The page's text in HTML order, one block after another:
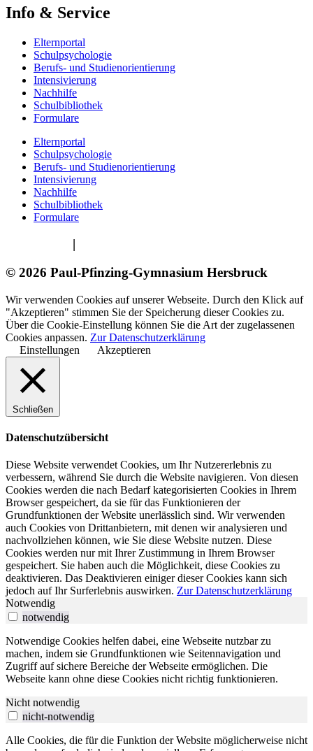
Info & Service
Elternportal
Schulpsychologie
Berufs- und Studienorientierung
Intensivierung
Nachhilfe
Schulbibliothek
Formulare
Elternportal
Schulpsychologie
Berufs- und Studienorientierung
Intensivierung
Nachhilfe
Schulbibliothek
Formulare
|
© 2026 Paul-Pfinzing-Gymnasium Hersbruck
Wir verwenden Cookies auf unserer Webseite. Durch den Klick auf
"Akzeptieren" stimmen Sie der Speicherung dieser Cookies zu.
Über die Cookie-Einstellung können Sie die Art der zugelassenen
Cookies anpassen. Zur Datenschutzerklärung
Einstellungen
Akzeptieren
Schließen
Datenschutzübersicht
Diese Website verwendet Cookies, um Ihr Nutzererlebnis zu
verbessern, während Sie durch die Website navigieren. Von diesen
Cookies werden die nach Bedarf kategorisierten Cookies in Ihrem
Browser gespeichert, da sie für das Funktionieren der
Grundfunktionen der Website unerlässlich sind. Wir verwenden
auch Cookies von Drittanbietern, mit denen wir analysieren und
nachvollziehen können, wie Sie diese Website nutzen. Diese
Cookies werden nur mit Ihrer Zustimmung in Ihrem Browser
gespeichert. Sie haben auch die Möglichkeit, diese Cookies zu
deaktivieren. Das Deaktivieren einiger dieser Cookies kann sich
jedoch auf Ihr Surferlebnis auswirken. Zur Datenschutzerklärung
Notwendig
notwendig
Notwendige Cookies helfen dabei, eine Webseite nutzbar zu
machen, indem sie Grundfunktionen wie Seitennavigation und
Zugriff auf sichere Bereiche der Webseite ermöglichen. Die
Webseite kann ohne diese Cookies nicht richtig funktionieren.
Nicht notwendig
nicht-notwendig
Alle Cookies, die für die Funktion der Website möglicherweise nicht